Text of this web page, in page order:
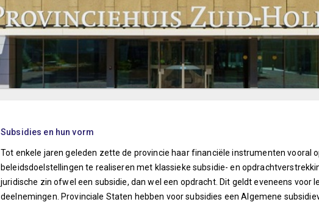
Subsidies en hun vorm
Tot enkele jaren geleden zette de provincie haar financiële instrumenten vooral
beleidsdoelstellingen te realiseren met klassieke subsidie- en
juridische zin ofwel een subsidie, dan wel een opdracht. Dit geldt eveneens voor
deelnemingen. Provinciale Staten hebben voor subsidies een Algemene